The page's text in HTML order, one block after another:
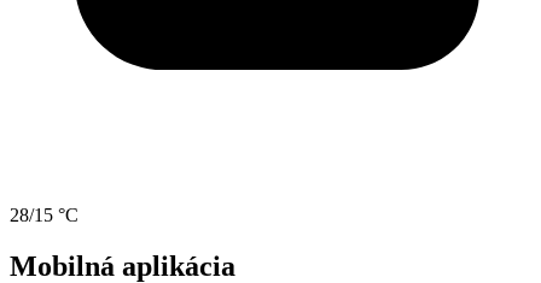
28/15 °C
Mobilná aplikácia